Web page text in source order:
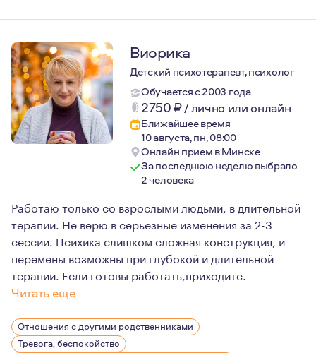
Виорика
Детский психотерапевт, психолог
Обучается с 2003 года
2750₽/лично или онлайн
Ближайшее время
10 августа, пн, 08:00
Онлайн прием в Минске
За последнюю неделю выбрало
2 человека
Работаю только со взрослыми людьми, в длительной
терапии. Не верю в серьезные изменения за 2-3
сессии. Психика слишком сложная конструкция, и
перемены возможны при глубокой и длительной
терапии. Если готовы работать,приходите.
Читать еще
Живу в Крыму,работаю онлайн по всему миру. Люблю
Отношения с другими родственниками
Тревога, беспокойство